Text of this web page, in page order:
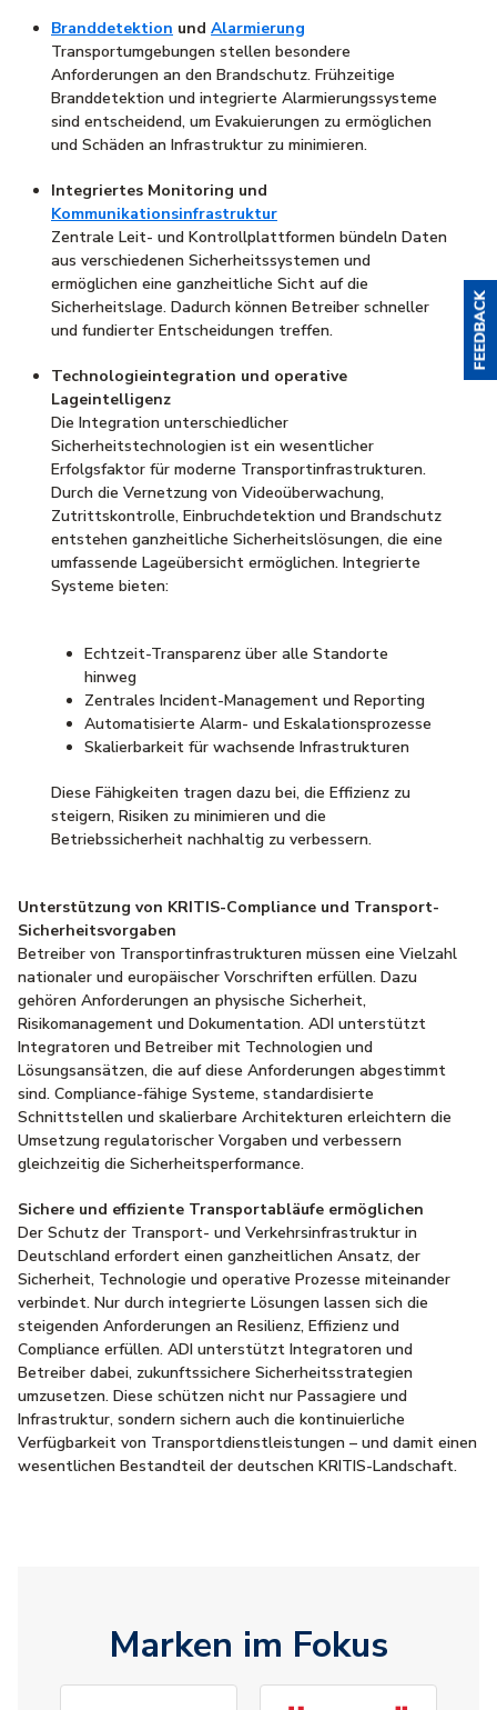
Branddetektion und Alarmierung
Transportumgebungen stellen besondere
Anforderungen an den Brandschutz. Frühzeitige
Branddetektion und integrierte Alarmierungssysteme
sind entscheidend, um Evakuierungen zu ermöglichen
und Schäden an Infrastruktur zu minimieren.
Integriertes Monitoring und
Kommunikationsinfrastruktur
Zentrale Leit- und Kontrollplattformen bündeln Daten
aus verschiedenen Sicherheitssystemen und
ermöglichen eine ganzheitliche Sicht auf die
Sicherheitslage. Dadurch können Betreiber schneller
und fundierter Entscheidungen treffen.
Technologieintegration und operative
Lageintelligenz
Die Integration unterschiedlicher
Sicherheitstechnologien ist ein wesentlicher
Erfolgsfaktor für moderne Transportinfrastrukturen.
Durch die Vernetzung von Videoüberwachung,
Zutrittskontrolle, Einbruchdetektion und Brandschutz
entstehen ganzheitliche Sicherheitslösungen, die eine
umfassende Lageübersicht ermöglichen. Integrierte
Systeme bieten:
Echtzeit-Transparenz über alle Standorte
hinweg
Zentrales Incident-Management und Reporting
Automatisierte Alarm- und Eskalationsprozesse
Skalierbarkeit für wachsende Infrastrukturen
Diese Fähigkeiten tragen dazu bei, die Effizienz zu
steigern, Risiken zu minimieren und die
Betriebssicherheit nachhaltig zu verbessern.
Unterstützung von KRITIS-Compliance und Transport-
Sicherheitsvorgaben
Betreiber von Transportinfrastrukturen müssen eine Vielzahl
nationaler und europäischer Vorschriften erfüllen. Dazu
gehören Anforderungen an physische Sicherheit,
Risikomanagement und Dokumentation. ADI unterstützt
Integratoren und Betreiber mit Technologien und
Lösungsansätzen, die auf diese Anforderungen abgestimmt
sind. Compliance-fähige Systeme, standardisierte
Schnittstellen und skalierbare Architekturen erleichtern die
Umsetzung regulatorischer Vorgaben und verbessern
gleichzeitig die Sicherheitsperformance.
Sichere und effiziente Transportabläufe ermöglichen
Der Schutz der Transport- und Verkehrsinfrastruktur in
Deutschland erfordert einen ganzheitlichen Ansatz, der
Sicherheit, Technologie und operative Prozesse miteinander
verbindet. Nur durch integrierte Lösungen lassen sich die
steigenden Anforderungen an Resilienz, Effizienz und
Compliance erfüllen. ADI unterstützt Integratoren und
Betreiber dabei, zukunftssichere Sicherheitsstrategien
umzusetzen. Diese schützen nicht nur Passagiere und
Infrastruktur, sondern sichern auch die kontinuierliche
Verfügbarkeit von Transportdienstleistungen – und damit einen
wesentlichen Bestandteil der deutschen KRITIS-Landschaft.
Marken im Fokus